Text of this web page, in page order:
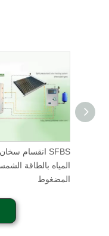
SFBS انقسام سخان
المياه بالطاقة
المضغوط